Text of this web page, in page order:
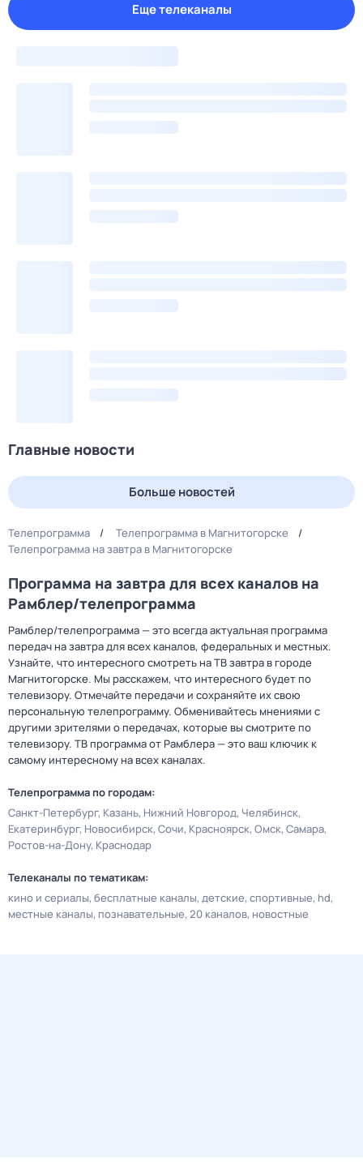
Еще телеканалы
Главные новости
Больше новостей
Телепрограмма
Телепрограмма в Магнитогорске
Телепрограмма на завтра в Магнитогорске
Программа на завтра для всех каналов на
Рамблер/телепрограмма
Рамблер/телепрограмма — это всегда актуальная программа
передач на завтра для всех каналов, федеральных и местных.
Узнайте, что интересного смотреть на ТВ завтра в городе
Магнитогорске. Мы расскажем, что интересного будет по
телевизору. Отмечайте передачи и сохраняйте их свою
персональную телепрограмму. Обменивайтесь мнениями с
другими зрителями о передачах, которые вы смотрите по
телевизору. ТВ программа от Рамблера — это ваш ключик к
самому интересному на всех каналах.
Телепрограмма по городам:
Санкт-Петербург Казань Нижний Новгород Челябинск
Екатеринбург Новосибирск Сочи Красноярск Омск Самара
Ростов-на-Дону Краснодар
Телеканалы по тематикам:
кино и сериалы бесплатные каналы детские спортивные hd
местные каналы познавательные 20 каналов новостные